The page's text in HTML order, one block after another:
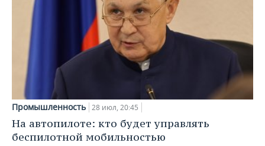
Промышленность 28 июл, 20:45
На автопилоте: кто будет управлять
беспилотной мобильностью